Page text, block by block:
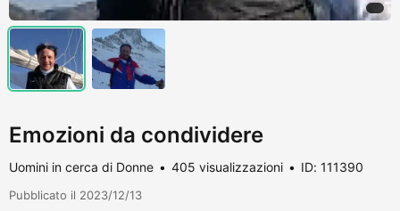
Emozioni da condividere
Uomini in cerca di Donne 405 visualizzazioni ID: 111390
Pubblicato il 2023/12/13